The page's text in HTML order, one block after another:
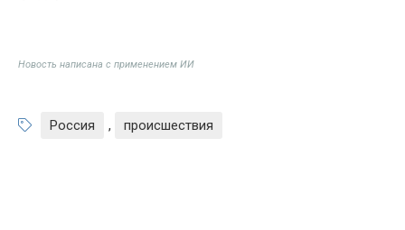
Новость написана с применением ИИ
Россия , происшествия